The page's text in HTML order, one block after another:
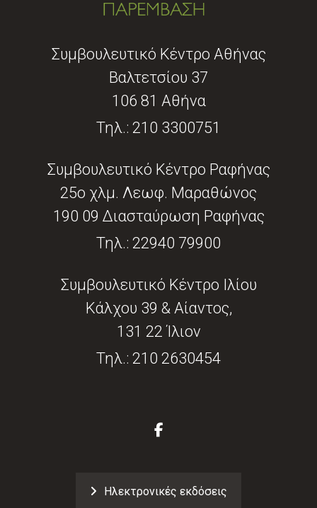
Συμβουλευτικό Κέντρο Αθήνας
Βαλτετσίου 37
106 81 Αθήνα
Τηλ.: 210 3300751
Συμβουλευτικό Κέντρο Ραφήνας
25ο χλμ. Λεωφ. Μαραθώνος
190 09 Διασταύρωση Ραφήνας
Τηλ.: 22940 79900
Συμβουλευτικό Κέντρο Ιλίου
Κάλχου 39 & Αίαντος,
131 22 Ίλιον
Τηλ.: 210 2630454
Ηλεκτρονικές εκδόσεις